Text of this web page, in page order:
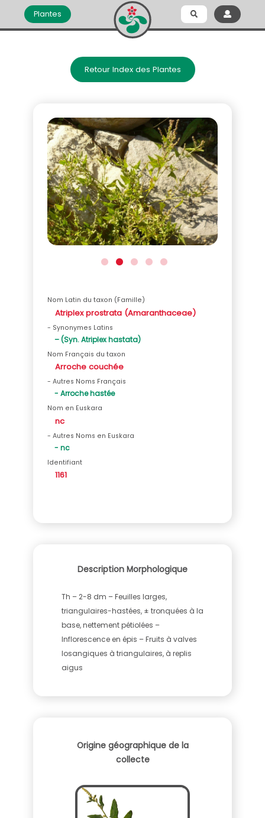
Plantes
Retour Index des Plantes
Nom Latin du taxon (Famille)
Atriplex prostrata (Amaranthaceae)
- Synonymes Latins
– (Syn. Atriplex hastata)
Nom Français du taxon
Arroche couchée
- Autres Noms Français
- Arroche hastée
Nom en Euskara
nc
- Autres Noms en Euskara
- nc
Identifiant
1161
Description Morphologique
Th – 2-8 dm – Feuilles larges,
triangulaires-hastées, ± tronquées à la
base, nettement pétiolées –
Inflorescence en épis – Fruits à valves
losangiques à triangulaires, à replis
aigus
Origine géographique de la
collecte